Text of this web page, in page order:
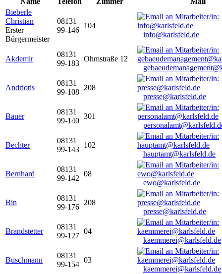
Bieberle
Christian
Erster
Bürgermeister
08131
99-146
104
info@karlsfeld.de
Akdemir
08131
99-183
Ohmstraße 12
Andriotis
08131
99-108
208
presse@karlsfeld.de
Bauer
08131
99-140
301
Bechter
08131
99-143
102
hauptamt@karlsfeld.de
Bernhard
08131
99-142
08
ewo@karlsfeld.de
Bin
08131
99-176
208
presse@karlsfeld.de
Brandstetter
08131
99-127
04
kaemmerei@karlsfeld.de
Buschmann
08131
99-154
03
kaemmerei@karlsfeld.de